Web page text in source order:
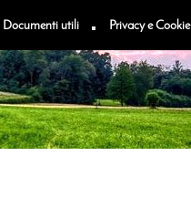
Documenti utili Privacy e Cookie